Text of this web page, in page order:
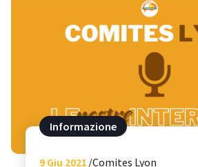
Informazione
9Giu 2021 Comites Lyon